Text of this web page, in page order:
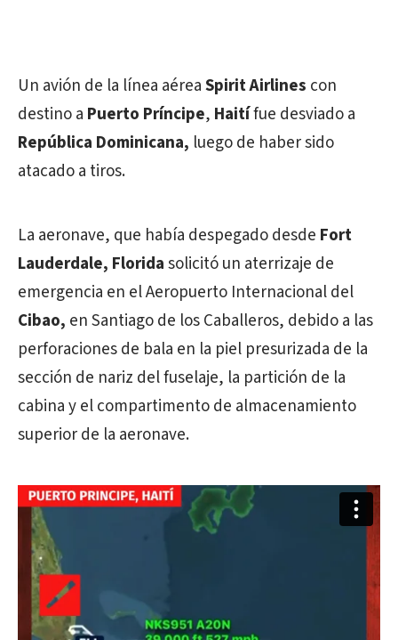
Un avión de la línea aéreaSpirit Airlines con
destino a Puerto Príncipe, Haitífue desviado a
República Dominicana, luego de haber sido
atacado a tiros.
La aeronave, que había despegado desde Fort
Lauderdale, Floridasolicitó un aterrizaje de
emergencia en el Aeropuerto Internacional del
Cibao, en Santiago de los Caballeros, debido a las
perforaciones de bala en la piel presurizada de la
sección de nariz del fuselaje, la partición de la
cabina y el compartimento de almacenamiento
superior de la aeronave.